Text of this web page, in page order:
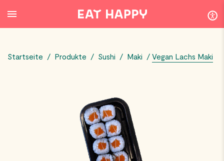
Startseite / Produkte / Sushi / Maki / Vegan Lachs Maki